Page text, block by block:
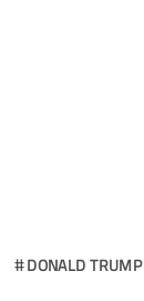
DONALD TRUMP